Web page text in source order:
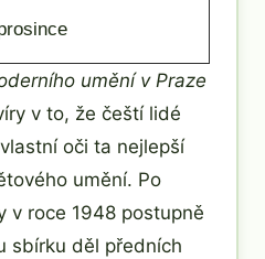
umění v Praze
v to, že čeští lidé
oči ta nejlepší
umění. Po
v roce 1948 postupně
sbírku děl předních